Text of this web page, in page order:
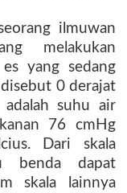
ilmuwan
melakukan
yang sedang
0 derajat
adalah suhu air
76 cmHg
Dari skala
benda dapat
skala lainnya